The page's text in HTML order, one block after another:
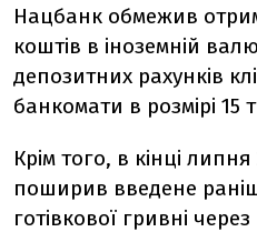
Нацбанк обмежив
коштів в іноземній
депозитних рахунків
банкомати в розмірі
Крім того, в кінці
поширив введене
готівкової гривні